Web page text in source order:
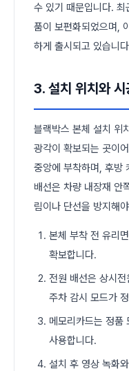
수 있기 때문입니다.
품이 보편화되었으며,
하게 출시되고 있습니
3. 설치 위치와
블랙박스 본체 설치 위
광각이 확보되는 곳이
중앙에 부착하며, 후방
배선은 차량 내장재 안
림이나 단선을 방지해
본체 부착 전 유리
확보합니다.
전원 배선은 상시
주차 감시 모드가
메모리카드는 정품
사용합니다.
설치 후 영상 녹화